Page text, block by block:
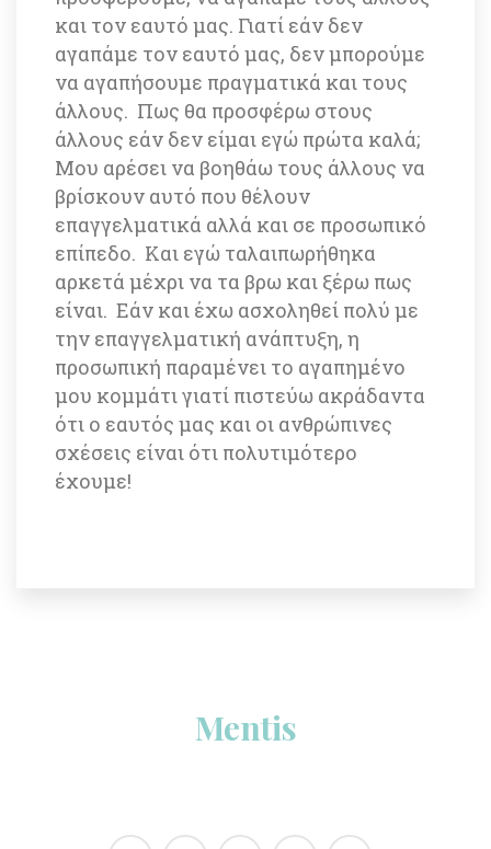
και τον εαυτό μας. Γιατί εάν δεν
αγαπάμε τον εαυτό μας, δεν μπορούμε
να αγαπήσουμε πραγματικά και τους
άλλους. Πως θα προσφέρω στους
άλλους εάν δεν είμαι εγώ πρώτα καλά;
Μου αρέσει να βοηθάω τους άλλους να
βρίσκουν αυτό που θέλουν
επαγγελματικά αλλά και σε προσωπικό
επίπεδο. Και εγώ ταλαιπωρήθηκα
αρκετά μέχρι να τα βρω και ξέρω πως
είναι. Εάν και έχω ασχοληθεί πολύ με
την επαγγελματική ανάπτυξη, η
προσωπική παραμένει το αγαπημένο
μου κομμάτι γιατί πιστεύω ακράδαντα
ότι ο εαυτός μας και οι ανθρώπινες
σχέσεις είναι ότι πολυτιμότερο
έχουμε!
Menti